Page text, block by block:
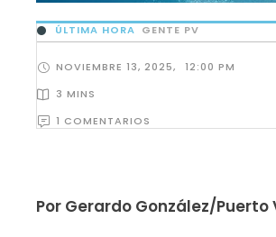
ÚLTIMA HORA GENTE PV
NOVIEMBRE 13, 2025,
12:00 PM
3 MINS
1 COMENTARIOS
Por Gerardo González/